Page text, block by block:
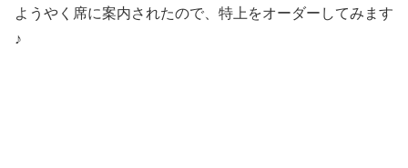
ようやく席に案内されたので、特上をオーダーしてみます
♪